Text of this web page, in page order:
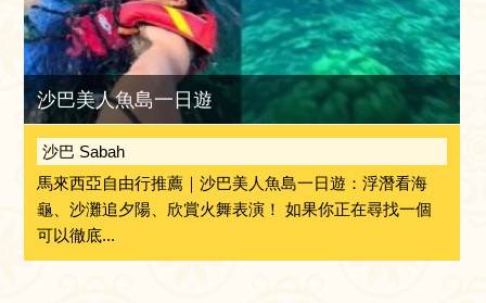
沙巴美人魚島一日遊
沙巴 Sabah
馬來西亞自由行推薦｜沙巴美人魚島一日遊：浮潛看海
龜、沙灘追夕陽、欣賞火舞表演！ 如果你正在尋找一個
可以徹底...